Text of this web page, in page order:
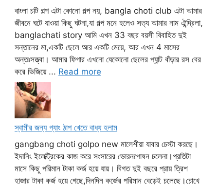
বাংলা চটি গল্প এটা কোনো গল্প নয়, bangla choti club এটা আমার
জীবনে ঘটে যাওয়া কিছু ঘটনা,যা গল্প মনে হলেও সত্য আমার নাম ঐন্দ্রিলা,
banglachati story আমি এখন 33 বছর বয়সী বিবাহিত দুই
সন্তানের মা,একটি ছেলে আর একটি মেয়ে, আর এখন 4 মাসের
অন্তঃসত্ত্বা। আমার ফিগার এখনো যেকোনো ছেলের প্যান্ট বাঁড়ার রস বের
করে ভিজিয়ে ... Read more
স্বামীর জন্য গ্যাং ঠাপ খেতে বাধ্য হলাম
gangbang choti golpo new মালেশীয়া যাবার চেস্টা করছে।
ইদানিং ইলেক্ট্রিকের কাজ করে সংসারের ভোরনপোষন চলেনা।প্রতিটা
মাসে কিছু পরিমান টাকা কর্জ হয়ে যায়। বিগত দুই বছরে প্রায় ত্রিশ
হাজার টাকা কর্জ হয়ে গেছে,দিনদিন কর্জের পরিমান বেড়েই চলেছে।চোখে